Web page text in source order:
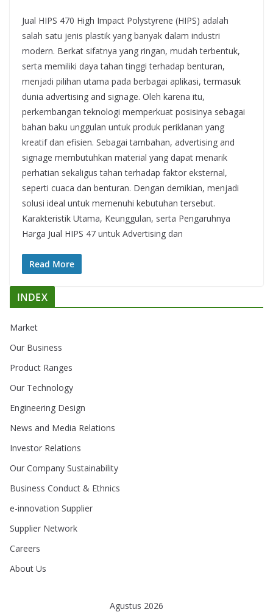
Jual HIPS 470 High Impact Polystyrene (HIPS) adalah
salah satu jenis plastik yang banyak dalam industri
modern. Berkat sifatnya yang ringan, mudah terbentuk,
serta memiliki daya tahan tinggi terhadap benturan,
menjadi pilihan utama pada berbagai aplikasi, termasuk
dunia advertising and signage. Oleh karena itu,
perkembangan teknologi memperkuat posisinya sebagai
bahan baku unggulan untuk produk periklanan yang
kreatif dan efisien. Sebagai tambahan, advertising and
signage membutuhkan material yang dapat menarik
perhatian sekaligus tahan terhadap faktor eksternal,
seperti cuaca dan benturan. Dengan demikian, menjadi
solusi ideal untuk memenuhi kebutuhan tersebut.
Karakteristik Utama, Keunggulan, serta Pengaruhnya
Harga Jual HIPS 47 untuk Advertising dan
Read More
INDEX
Market
Our Business
Product Ranges
Our Technology
Engineering Design
News and Media Relations
Investor Relations
Our Company Sustainability
Business Conduct & Ethnics
e-innovation Supplier
Supplier Network
Careers
About Us
Agustus 2026